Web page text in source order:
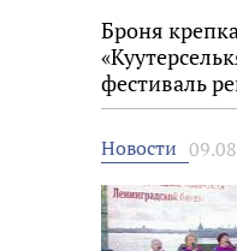
Броня
фестиваль
Новости